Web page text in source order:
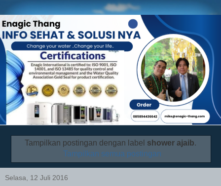
Tampilkan postingan dengan label shower ajaib.
Tampilkan semua postingan
Selasa, 12 Juli 2016